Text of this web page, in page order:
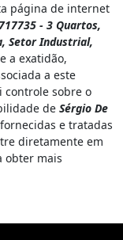
página de internet
- 3 Quartos,
Setor Industrial,
a exatidão,
a este
controle sobre o
de Sérgio De
e tratadas
diretamente em
obter mais